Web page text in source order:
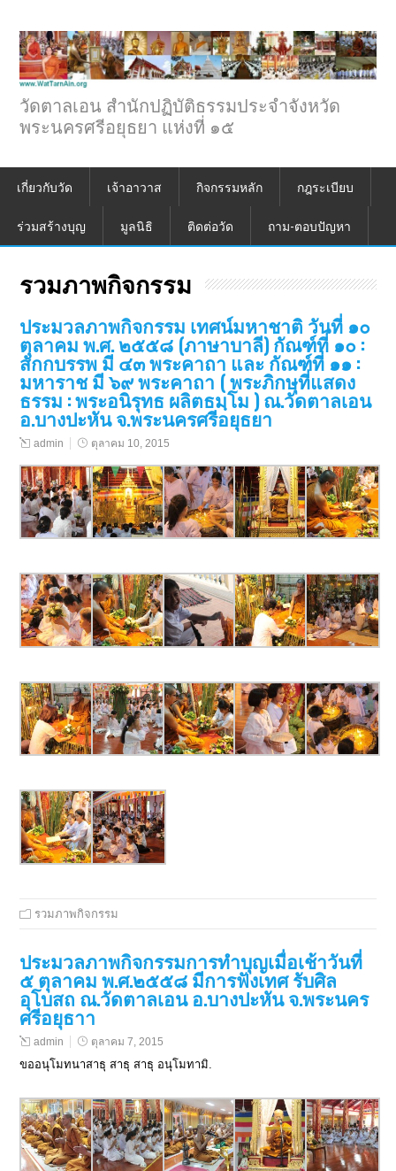
วัดตาลเอน สำนักปฏิบัติธรรมประจำจังหวัด
พระนครศรีอยุธยา แห่งที่ ๑๕
เกี่ยวกับวัด เจ้าอาวาส กิจกรรมหลัก กฎระเบียบ
ร่วมสร้างบุญ มูลนิธิ ติดต่อวัด ถาม-ตอบปัญหา
รวมภาพกิจกรรม
ประมวลภาพกิจกรรม เทศน์มหาชาติ วันที่ ๑๐
ตุลาคม พ.ศ. ๒๕๕๘ (ภาษาบาลี) กัณฑ์ที่ ๑๐ :
สักกบรรพ มี ๔๓ พระคาถา และ กัณฑ์ที่ ๑๑ :
มหาราช มี ๖๙ พระคาถา ( พระภิกษุที่แสดง
ธรรม : พระอนิรุทธ ผลิตธมฺโม ) ณ.วัดตาลเอน
อ.บางปะหัน จ.พระนครศรีอยุธยา
admin ตุลาคม 10, 2015
รวมภาพกิจกรรม
ประมวลภาพกิจกรรมการทำบุญเมื่อเช้าวันที่
๕ ตุลาคม พ.ศ.๒๕๕๘ มีการฟังเทศ รับศิล
อุโบสถ ณ.วัดตาลเอน อ.บางปะหัน จ.พระนคร
ศรีอยุธาา
admin ตุลาคม 7, 2015
ขออนุโมทนาสาธุ สาธุ สาธุ อนุโมทามิ.